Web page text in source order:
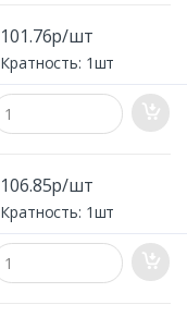
101.76р/шт
Кратность: 1шт
106.85р/шт
Кратность: 1шт